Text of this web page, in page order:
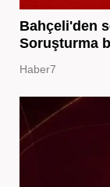
Bahçeli'den
Soruşturma
Haber7